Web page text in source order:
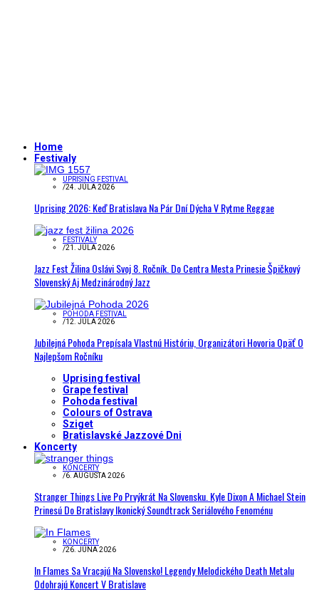
Home
Festivaly
UPRISING FESTIVAL
/24. JÚLA 2026
Uprising 2026: Keď Bratislava Na Pár Dní Dýcha V Rytme Reggae
FESTIVALY
/21. JÚLA 2026
Jazz Fest Žilina Oslávi Svoj 8. Ročník. Do Centra Mesta Prinesie Špičkový
Slovenský Aj Medzinárodný Jazz
POHODA FESTIVAL
/12. JÚLA 2026
Jubilejná Pohoda Prepísala Vlastnú Históriu, Organizátori Hovoria Opäť O
Najlepšom Ročníku
Uprising festival
Grape festival
Pohoda festival
Colours of Ostrava
Sziget
Bratislavské Jazzové Dni
Koncerty
KONCERTY
/6. AUGUSTA 2026
Stranger Things Live Po Prvýkrát Na Slovensku. Kyle Dixon A Michael Stein
Prinesú Do Bratislavy Ikonický Soundtrack Seriálového Fenoménu
KONCERTY
/26. JÚNA 2026
In Flames Sa Vracajú Na Slovensko! Legendy Melodického Death Metalu
Odohrajú Koncert V Bratislave